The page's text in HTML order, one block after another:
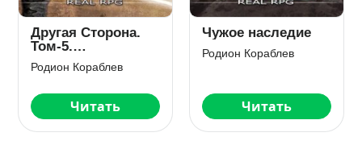
Другая сторона.
Том-12. Баоларг
Родион Кораблев
Читать
Другая Сторона.
Том-6. Дипломат
Читать